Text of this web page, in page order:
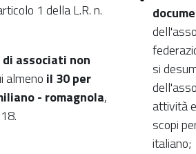
1 della L.R. n.
associati non
almeno il 30 per
- romagnola,
si
attività
scopi
italiano;